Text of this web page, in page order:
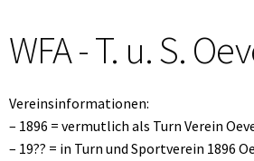
WFA - T. u. S.
Vereinsinformationen:
– 1896 = vermutlich als Turn Verein
– 19?? = in Turn und Sportverein 1896